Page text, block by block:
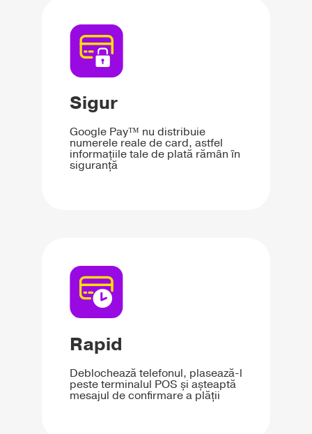
Sigur
Google Pay™ nu distribuie
numerele reale de card, astfel
informațiile tale de plată rămân în
siguranță
Rapid
Deblochează telefonul, plasează-l
peste terminalul POS și așteaptă
mesajul de confirmare a plății